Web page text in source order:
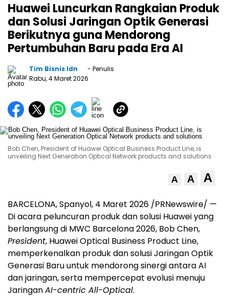
Huawei Luncurkan Rangkaian Produk
dan Solusi Jaringan Optik Generasi
Berikutnya guna Mendorong
Pertumbuhan Baru pada Era AI
Tim Bisnis Idn
- Penulis
Rabu, 4 Maret 2026
Bob Chen, President of Huawei Optical Business Product Line, is
unveiling Next Generation Optical Network products and solutions
A A A
BARCELONA, Spanyol, 4 Maret 2026 /PRNewswire/ —
Di acara peluncuran produk dan solusi Huawei yang
berlangsung di MWC Barcelona 2026, Bob Chen,
President, Huawei Optical Business Product Line,
memperkenalkan produk dan solusi Jaringan Optik
Generasi Baru untuk mendorong sinergi antara AI
dan jaringan, serta mempercepat evolusi menuju
JaringanAI-centric All-Optical.